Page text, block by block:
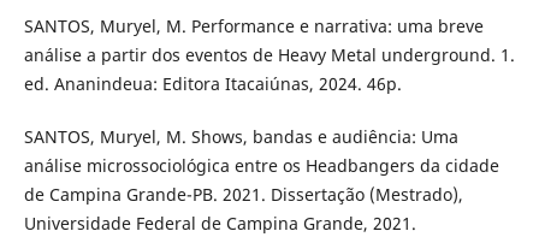
SANTOS, Muryel, M. Performance e narrativa: uma breve
análise a partir dos eventos de Heavy Metal underground. 1.
ed. Ananindeua: Editora Itacaiúnas, 2024. 46p.
SANTOS, Muryel, M. Shows, bandas e audiência: Uma
análise microssociológica entre os Headbangers da cidade
de Campina Grande-PB. 2021. Dissertação (Mestrado),
Universidade Federal de Campina Grande, 2021.